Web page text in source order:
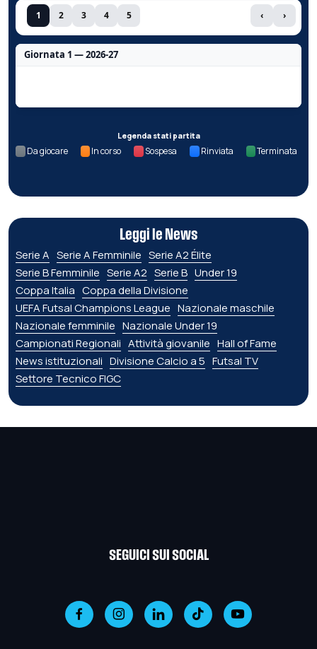
1 2 3 4 5 ‹ ›
Giornata 1 — 2026-27
Legenda stati partita
Da giocare In corso Sospesa Rinviata Terminata
Leggi le News
Serie A Serie A Femminile Serie A2 Élite
Serie B Femminile Serie A2 Serie B Under 19
Coppa Italia Coppa della Divisione
UEFA Futsal Champions League Nazionale maschile
Nazionale femminile Nazionale Under 19
Campionati Regionali Attività giovanile Hall of Fame
News istituzionali Divisione Calcio a 5 Futsal TV
Settore Tecnico FIGC
SEGUICI SUI SOCIAL